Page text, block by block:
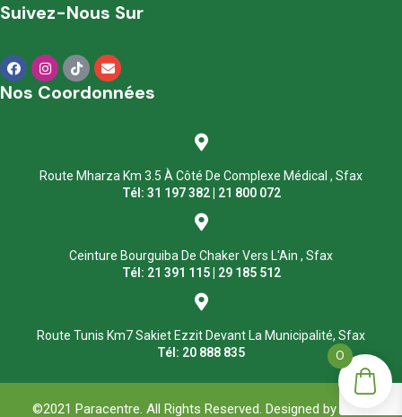
Suivez-Nous Sur
Nos Coordonnées
Route Mharza Km 3.5 À Côté De Complexe Médical , Sfax
Tél: 31 197 382 | 21 800 072
Ceinture Bourguiba De Chaker Vers L'Ain , Sfax
Tél: 21 391 115 | 29 185 512
Route Tunis Km7 Sakiet Ezzit Devant La Municipalité, Sfax
Tél: 20 888 835
©2021 Paracentre. All Rights Reserved. Designed by
0